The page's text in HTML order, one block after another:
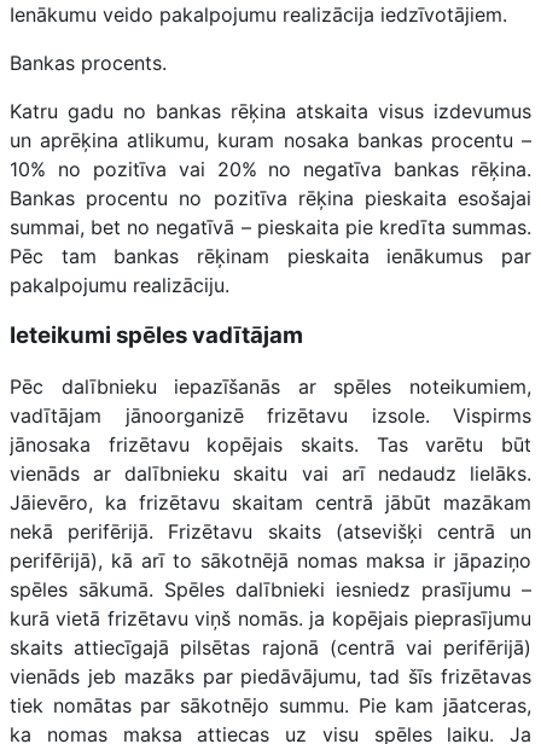
Ienākumu veido pakalpojumu realizācija iedzīvotājiem.
Bankas procents.
Katru gadu no bankas rēķina atskaita visus izdevumus
un aprēķina atlikumu, kuram nosaka bankas procentu –
10% no pozitīva vai 20% no negatīva bankas rēķina.
Bankas procentu no pozitīva rēķina pieskaita esošajai
summai, bet no negatīvā – pieskaita pie kredīta summas.
Pēc tam bankas rēķinam pieskaita ienākumus par
pakalpojumu realizāciju.
Ieteikumi spēles vadītājam
Pēc dalībnieku iepazīšanās ar spēles noteikumiem,
vadītājam jānoorganizē frizētavu izsole. Vispirms
jānosaka frizētavu kopējais skaits. Tas varētu būt
vienāds ar dalībnieku skaitu vai arī nedaudz lielāks.
Jāievēro, ka frizētavu skaitam centrā jābūt mazākam
nekā perifērijā. Frizētavu skaits (atsevišķi centrā un
perifērijā), kā arī to sākotnējā nomas maksa ir jāpaziņo
spēles sākumā. Spēles dalībnieki iesniedz prasījumu –
kurā vietā frizētavu viņš nomās. ja kopējais pieprasījumu
skaits attiecīgajā pilsētas rajonā (centrā vai perifērijā)
vienāds jeb mazāks par piedāvājumu, tad šīs frizētavas
tiek nomātas par sākotnējo summu. Pie kam jāatceras,
ka nomas maksa attiecas uz visu spēles laiku. Ja